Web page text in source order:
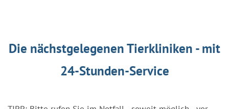
Die nächstgelegenen Tierkliniken - mit
24-Stunden-Service